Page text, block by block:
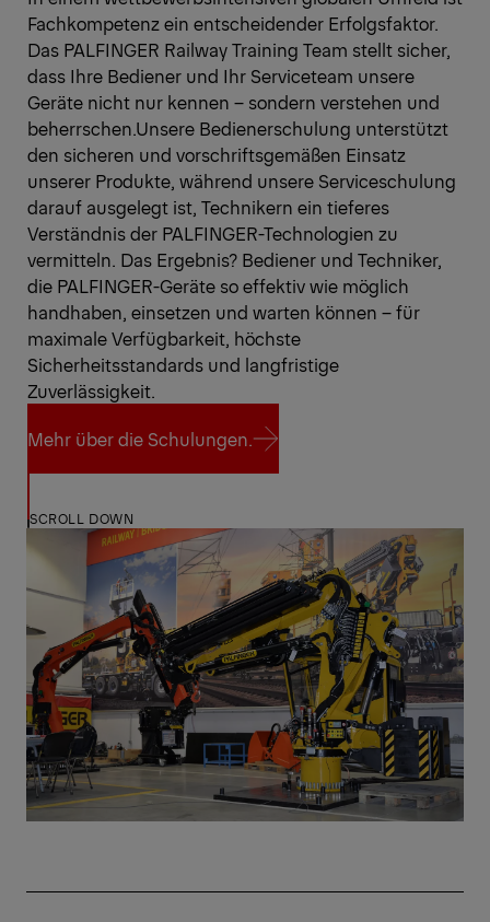
Fachkompetenz ein entscheidender Erfolgsfaktor.
Das PALFINGER Railway Training Team stellt sicher,
dass Ihre Bediener und Ihr Serviceteam unsere
Geräte nicht nur kennen – sondern verstehen und
beherrschen.Unsere Bedienerschulung unterstützt
den sicheren und vorschriftsgemäßen Einsatz
unserer Produkte, während unsere Serviceschulung
darauf ausgelegt ist, Technikern ein tieferes
Verständnis der PALFINGER-Technologien zu
vermitteln. Das Ergebnis? Bediener und Techniker,
die PALFINGER-Geräte so effektiv wie möglich
handhaben, einsetzen und warten können – für
maximale Verfügbarkeit, höchste
Sicherheitsstandards und langfristige
Zuverlässigkeit.
Mehr über die Schulungen.
Mehr über die Schulungen.
SCROLL DOWN